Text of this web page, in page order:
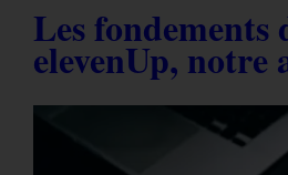
Les fondements
elevenUp, notre